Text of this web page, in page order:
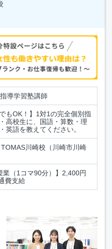
導学習塾講師
もOK！】1対1の完全個別指
高校生に、国語・算数・理
英語を教えてください。
川崎校（川崎市川崎
業（1コマ90分）】2,400円
費支給